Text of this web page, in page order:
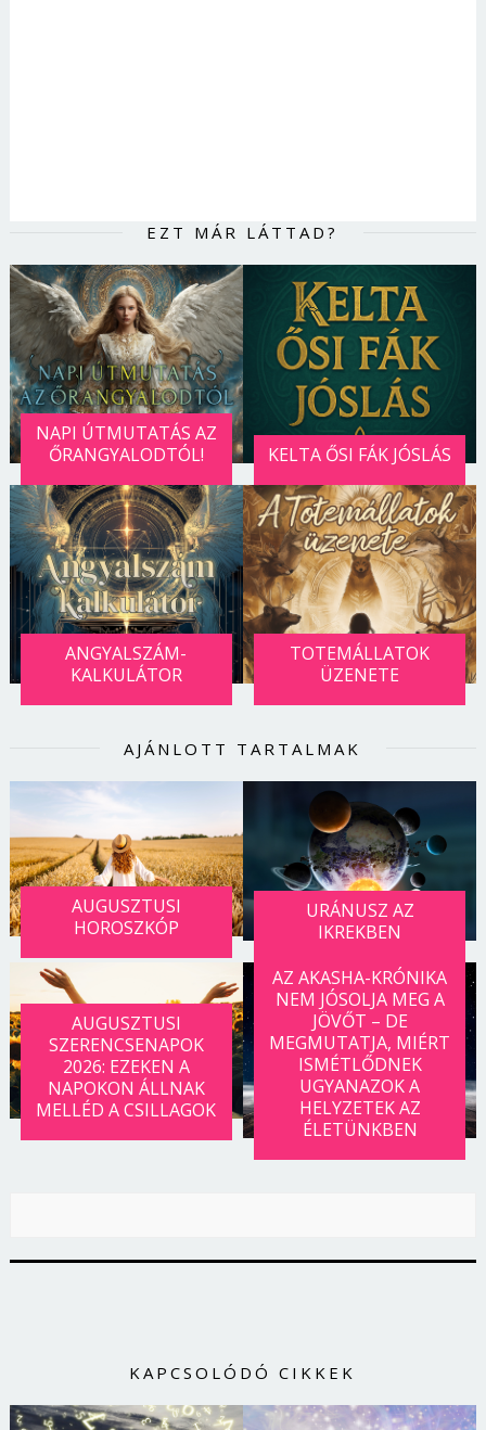
EZT MÁR LÁTTAD?
NAPI ÚTMUTATÁS AZ
ŐRANGYALODTÓL!
KELTA ŐSI FÁK JÓSLÁS
ANGYALSZÁM-
KALKULÁTOR
TOTEMÁLLATOK
ÜZENETE
AJÁNLOTT TARTALMAK
AUGUSZTUSI
HOROSZKÓP
URÁNUSZ AZ
IKREKBEN
AUGUSZTUSI
SZERENCSENAPOK
2026: EZEKEN A
NAPOKON ÁLLNAK
MELLÉD A CSILLAGOK
AZ AKASHA-KRÓNIKA
NEM JÓSOLJA MEG A
JÖVŐT – DE
MEGMUTATJA, MIÉRT
ISMÉTLŐDNEK
UGYANAZOK A
HELYZETEK AZ
ÉLETÜNKBEN
KAPCSOLÓDÓ CIKKEK